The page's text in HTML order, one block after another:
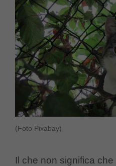
(Foto Pixabay)
Il che non significa